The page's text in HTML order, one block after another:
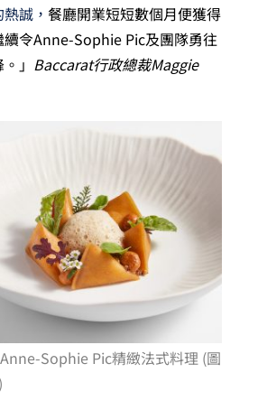
誠， 餐廳開業短短數個月便獲得
令Anne-Sophie Pic及團隊勇往
」 Baccarat行政總裁Maggie
Sophie Pic精緻法式料理 (圖